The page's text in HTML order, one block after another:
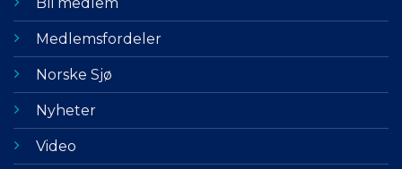
Medlemsfordeler
Norske Sjø
Nyheter
Video